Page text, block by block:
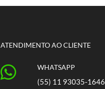
ATENDIMENTO AO CLIENTE
WHATSAPP
(55) 11 93035-1646